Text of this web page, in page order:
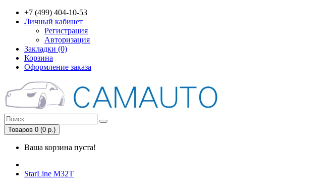
+7 (499) 404-10-53
Личный кабинет
Регистрация
Авторизация
Закладки (0)
Корзина
Оформление заказа
Товаров 0 (0 р.)
Ваша корзина пуста!
StarLine M32T